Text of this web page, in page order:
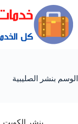
الوسم بنشر الصليبية
بنشر الكويت